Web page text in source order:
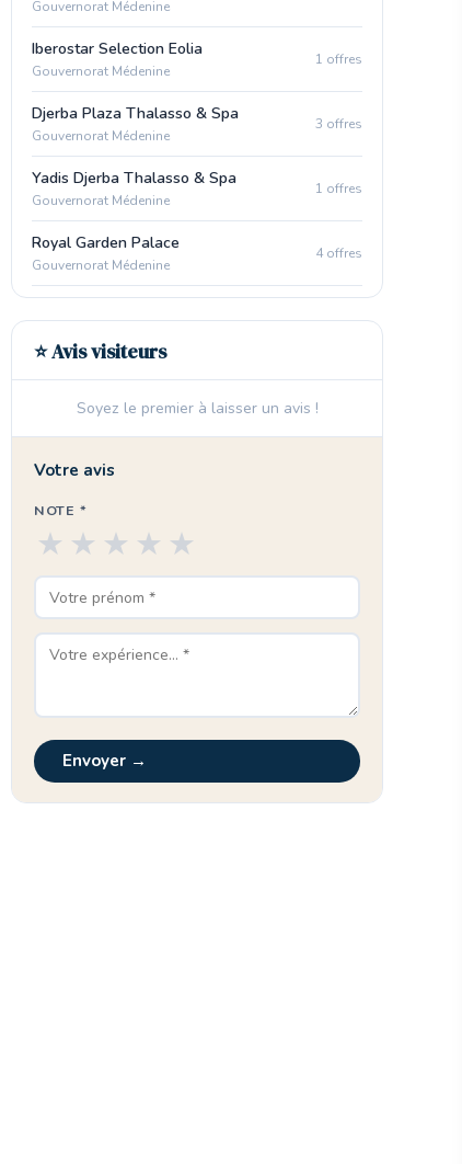
Gouvernorat Médenine
Iberostar Selection Eolia
Gouvernorat Médenine
1 offres
Djerba Plaza Thalasso & Spa
Gouvernorat Médenine
3 offres
Yadis Djerba Thalasso & Spa
Gouvernorat Médenine
1 offres
Royal Garden Palace
Gouvernorat Médenine
4 offres
⭐ Avis visiteurs
Soyez le premier à laisser un avis !
Votre avis
NOTE *
★
★
★
★
★
Envoyer →